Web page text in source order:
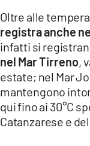
ILVIBONESE.IT
App
ANDROID
Oltre alle
registra anche
infatti si
nel Mar Tirreno,
estate; nel Mar
mantengono
qui fino ai 30°C
Catanzarese e